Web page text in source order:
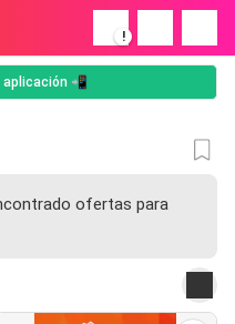
!
aplicación 📲
ofertas para